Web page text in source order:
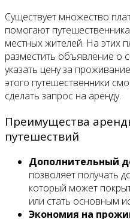
Существует множество
помогают
местных жителей. На этих
разместить объявление о
указать цену за
этого путешественники
сделать запрос на аренду.
Преимущества
путешествий
Дополнительный
позволяет получать
который может
или стать основным
Экономия на